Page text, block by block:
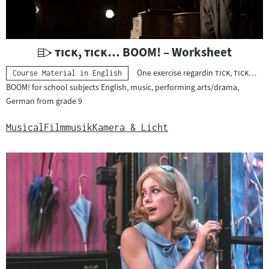
a
l
:
U
n
t
e
r
c
h
t
s
m
a
t
e
"
tick, tick… BOOM!"– Worksheet
Kategorie:
Course Material in English One exercise regardin "
tick, tick…
BOOM! "for school subjects English, music, performing arts/drama,
German from grade 9
Musical FilmmusikKamera & Licht